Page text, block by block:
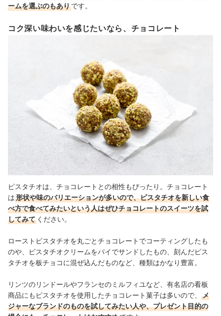
ームを選ぶのもありです。
コク深い味わいを感じたいなら、チョコレート
ピスタチオは、チョコレートとの相性もぴったり。チョコレート
は形状や味のバリエーションが多いので、ピスタチオを新しい食
べ方で食べてみたいという人はぜひチョコレートのスイーツを試
してみて ください。
ローストピスタチオを丸ごとチョコレートでコーティングしたも
のや、ピスタチオクリームをパイでサンドしたもの、刻んだピス
タチオを板チョコに混ぜ込んだものなど、種類はかなり豊富。
リンツのリンドールやフランセのミルフィユなど、有名店の看板
商品にもピスタチオを使用したチョコレート菓子は多いので、
メ
ジャーなブランドのものを試してみたい人や、プレゼント目的の